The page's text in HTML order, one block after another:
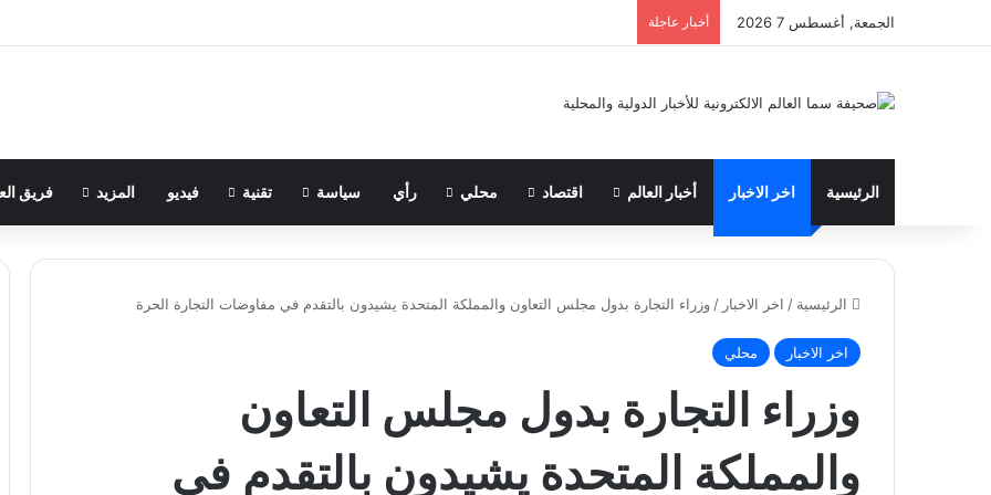
الجمعة, أغسطس 7 2026 أخبار عاجلة
الرئيسية اخر الاخبار أخبار العالم اقتصاد محلي رأي سياسة تقنية فيديو المزيد فريق
الرئيسية / اخر الاخبار / وزراء التجارة بدول مجلس التعاون والمملكة المتحدة يشيدون بالتقدم في مفاوضات التجارة الحرة
اخر الاخبار محلي
وزراء التجارة بدول مجلس التعاون
والمملكة المتحدة يشيدون بالتقدم في